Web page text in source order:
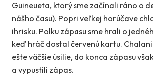
Guineueta, ktorý sme začínali ráno o
nášho času). Popri veľkej horúčave
ihrisku. Polku zápasu sme hrali o
keď hráč dostal červenú kartu.
ešte väčšie úsilie, do konca zápasu
a vypustili zápas.